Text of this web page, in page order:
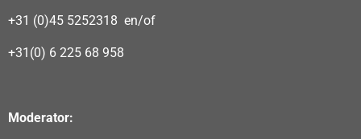
+31 (0)45 5252318 en/of
+31(0) 6 225 68 958
Moderator: